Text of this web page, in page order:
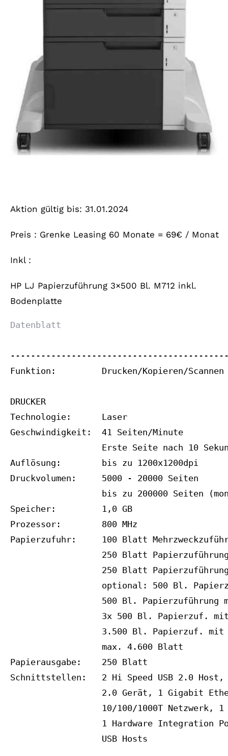
Aktion gültig bis: 31.01.2024
Preis : Grenke Leasing 60 Monate = 69€ / Monat
Inkl :
HP LJ Papierzuführung 3×500 Bl. M712 inkl.
Bodenplatte
Datenblatt
Funktion:         Drucken/Kopieren/Scannen
DRUCKER
Technologie:      Laser
Geschwindigkeit:  41 Seiten/Minute
Erste Seite nach 10
Auflösung:        bis zu 1200x1200dpi
Druckvolumen:     5000 - 20000 Seiten
bis zu 200000 Seiten
Speicher:         1,0 GB
Prozessor:        800 MHz
Papierzufuhr:     100 Blatt
250 Blatt
250 Blatt
optional: 500 Bl.
500 Bl. Papierzuführung
3x 500 Bl. Papierzuf.
3.500 Bl. Papierzuf. mit
                  max. 4.600 Blatt
Papierausgabe:    250 Blatt
Schnittstellen:   2 Hi Speed USB 2.0 Host,
2.0 Gerät, 1 Gigabit
10/100/1000T Netzwerk, 1
1 Hardware Integration
                  USB Hosts